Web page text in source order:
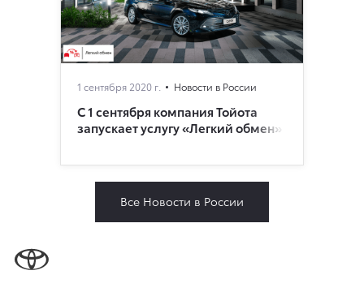
1 сентября 2020 г. Новости в России
С 1 сентября компания Тойота
запускает услугу «Легкий обмен»
Все Новости в России